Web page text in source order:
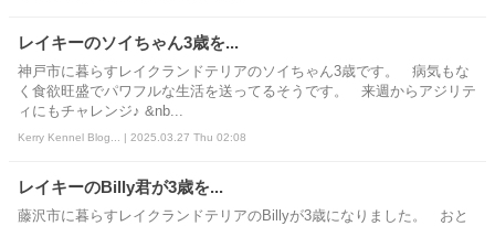
レイキーのソイちゃん3歳を...
神戸市に暮らすレイクランドテリアのソイちゃん3歳です。 病気もな
く食欲旺盛でパワフルな生活を送ってるそうです。 来週からアジリテ
ィにもチャレンジ♪ &nb...
Kerry Kennel Blog... | 2025.03.27 Thu 02:08
レイキーのBilly君が3歳を...
藤沢市に暮らすレイクランドテリアのBillyが3歳になりました。 おと